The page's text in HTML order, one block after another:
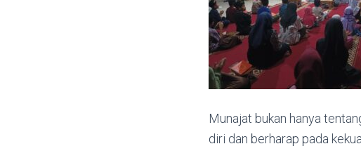
Munajat bukan hanya
diri dan berharap pada